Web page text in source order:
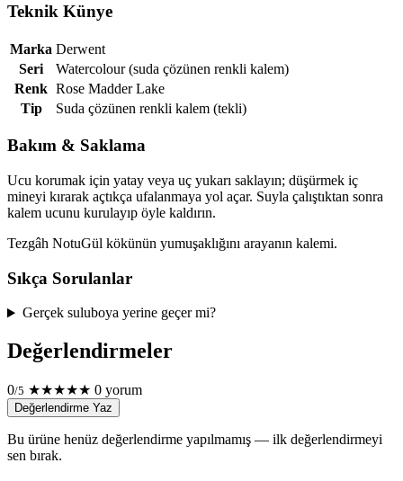
Teknik Künye
Marka Derwent
Seri
Watercolour (suda çözünen renkli kalem)
Renk Rose Madder Lake
Tip
Suda çözünen renkli kalem (tekli)
Bakım & Saklama
Ucu korumak için yatay veya uç yukarı saklayın; düşürmek iç
mineyi kırarak açtıkça ufalanmaya yol açar. Suyla çalıştıktan sonra
kalem ucunu kurulayıp öyle kaldırın.
Tezgâh NotuGül kökünün yumuşaklığını arayanın kalemi.
Sıkça Sorulanlar
Gerçek suluboya yerine geçer mi?
Değerlendirmeler
0/5 ★★★★★ 0 yorum
Değerlendirme Yaz
Bu ürüne henüz değerlendirme yapılmamış — ilk değerlendirmeyi
sen bırak.